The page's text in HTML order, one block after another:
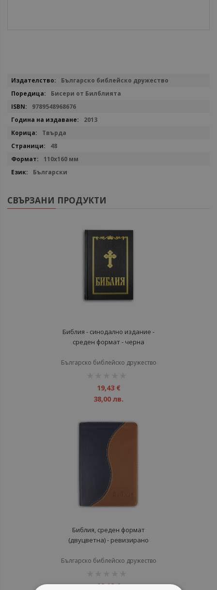
Повече
Българско библейско дружество
Бисери от Билблията
9789548968676
2013
Твърда
48
110x160 мм
Български
СВЪРЗАНИ ПРОДУКТИ
Библия - синодално издание -
среден формат - черна
Българско библейско дружество
19,43 €
38,00 лв.
Библия, среден формат
(двуцветна) - ревизирано
Българско библейско дружество
1% 28,12 €